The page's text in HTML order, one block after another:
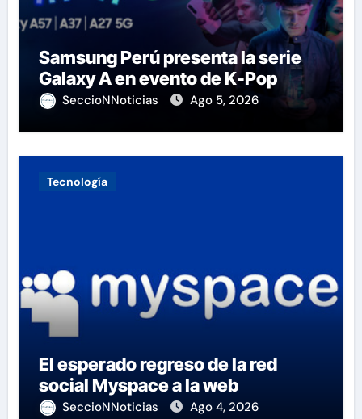
Samsung Perú presenta la serie
Galaxy A en evento de K-Pop
SeccioNNoticias Ago 5, 2026
Tecnología
El esperado regreso de la red
social Myspace a la web
SeccioNNoticias Ago 4, 2026